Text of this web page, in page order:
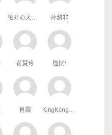
孙剑非
黄慧玲 捡忆*
肖霞